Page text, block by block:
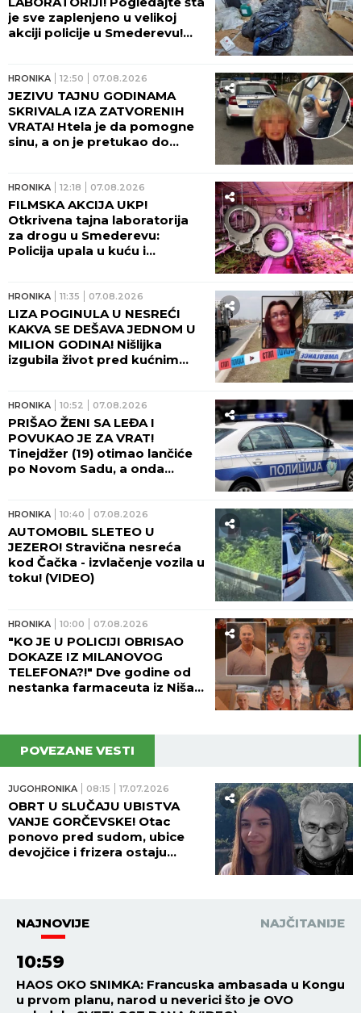
je sve zaplenjeno u velikoj
akciji policije u Smederevu!
HRONIKA 12:50 07.08.2026
JEZIVU TAJNU GODINAMA
SKRIVALA IZA ZATVORENIH
VRATA! Htela je da pomogne
sinu, a on je pretukao do
HRONIKA 12:18 07.08.2026
FILMSKA AKCIJA UKP!
Otkrivena tajna laboratorija
za drogu u Smederevu:
Policija upala u kuću i
HRONIKA 11:35 07.08.2026
LIZA POGINULA U NESREĆI
KAKVA SE DEŠAVA JEDNOM U
MILION GODINA! Nišlijka
izgubila život pred kućnim
otvorio poklopac i uzeo nam
Elizabetu!"
HRONIKA 10:52 07.08.2026
PRIŠAO ŽENI SA LEĐA I
POVUKAO JE ZA VRAT!
Tinejdžer (19) otimao lančiće
po Novom Sadu, a onda
HRONIKA 10:40 07.08.2026
AUTOMOBIL SLETEO U
JEZERO! Stravična nesreća
kod Čačka - izvlačenje vozila u
toku! (VIDEO)
HRONIKA 10:00 07.08.2026
"KO JE U POLICIJI OBRISAO
DOKAZE IZ MILANOVOG
TELEFONA?!" Dve godine od
nestanka farmaceuta iz Niša,
POVEZANE VESTI
JUGOHRONIKA 08:15 17.07.2026
OBRT U SLUČAJU UBISTVA
VANJE GORČEVSKE! Otac
ponovo pred sudom, ubice
devojčice i frizera ostaju
NAJNOVIJE NAJČITANIJE
10:59
HAOS OKO SNIMKA: Francuska ambasada u Kongu
u prvom planu, narod u neverici što je OVO